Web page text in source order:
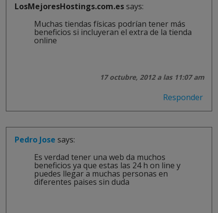
LosMejoresHostings.com.essays:
17 octubre, 2012 a las 11:07 am
Muchas tiendas físicas podrían tener más
beneficios si incluyeran el extra de la tienda
online
Responder
Pedro Jose says:
Es verdad tener una web da muchos
beneficios ya que estas las 24 h on line y
puedes llegar a muchas personas en
diferentes paises sin duda